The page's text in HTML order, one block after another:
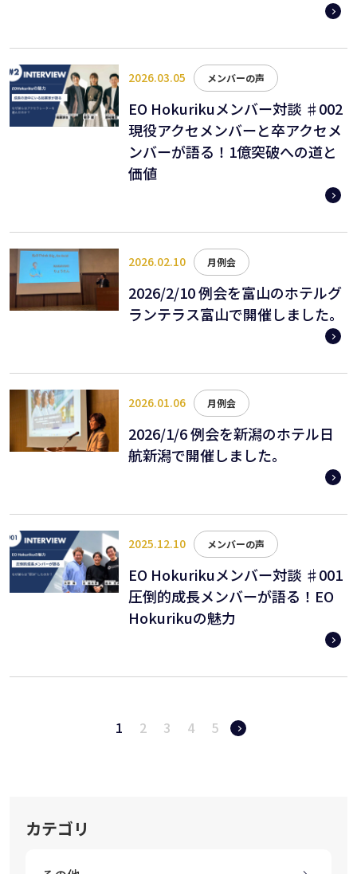
2026.03.05 メンバーの声
EO Hokurikuメンバー対談 ♯002
現役アクセメンバーと卒アクセメ
ンバーが語る！1億突破への道と
価値
2026.02.10 月例会
2026/2/10 例会を富山のホテルグ
ランテラス富山で開催しました。
2026.01.06 月例会
2026/1/6 例会を新潟のホテル日
航新潟で開催しました。
2025.12.10 メンバーの声
EO Hokurikuメンバー対談 ♯001
圧倒的成長メンバーが語る！EO
Hokurikuの魅力
1 2 3 4 5
カテゴリ